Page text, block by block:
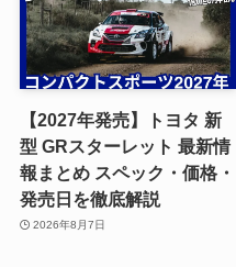
【2027年発売】トヨタ 新
型 GRスターレット 最新情
報まとめ スペック・価格・
発売日を徹底解説
2026年8月7日